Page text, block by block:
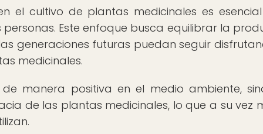
el cultivo de plantas medicinales es
Este enfoque busca equilibrar la
generaciones futuras puedan seguir
medicinales.
manera positiva en el medio ambiente,
de las plantas medicinales, lo que a su vez